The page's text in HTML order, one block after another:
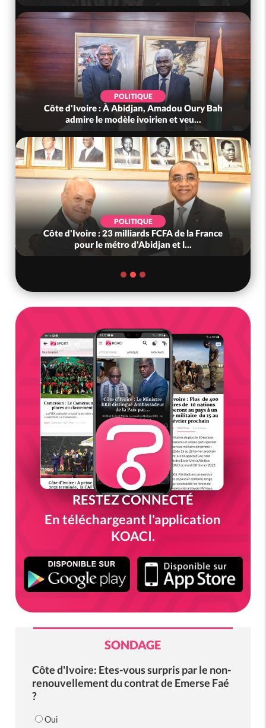
POLITIQUE
Côte d'Ivoire : À Abidjan, Amadou Oury Bah
admire le modèle ivoirien et veu...
POLITIQUE
Côte d'Ivoire : 23 milliards FCFA de la France
pour le métro d'Abidjan et l...
RESTEZ CONNECTÉ
En téléchargeant l'application
KOACI.
SONDAGE
Côte d'Ivoire: Etes-vous surpris par le non-
renouvellement du contrat de Emerse Faé
?
Oui